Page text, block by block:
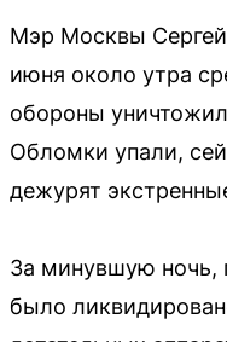
Мэр Москвы
июня около утра
обороны
Обломки упали,
дежурят
За минувшую
было